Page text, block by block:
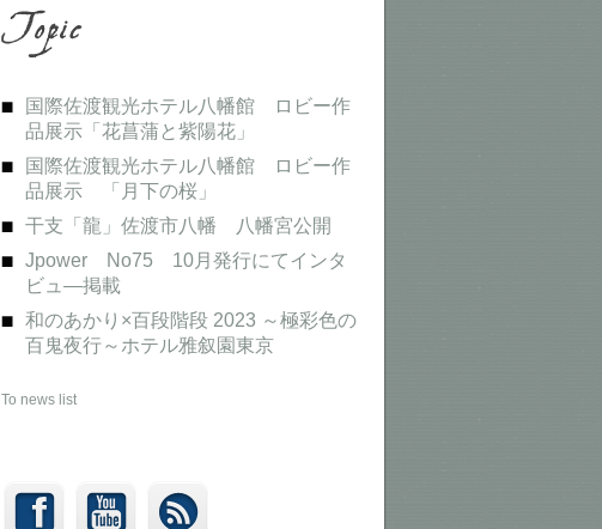
国際佐渡観光ホテル八幡館 ロビー作
品展示「花菖蒲と紫陽花」
国際佐渡観光ホテル八幡館 ロビー作
品展示 「月下の桜」
干支「龍」佐渡市八幡 八幡宮公開
Jpower No75 10月発行にてインタ
ビュ―掲載
和のあかり×百段階段 2023 ～極彩色の
百鬼夜行～ホテル雅叙園東京
To news list